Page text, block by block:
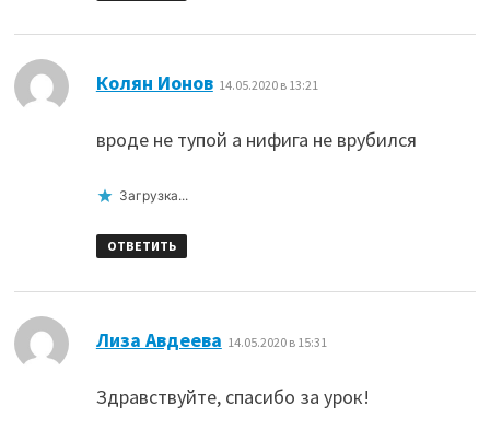
Колян Ионов: 14.05.2020 в 13:21
вроде не тупой а нифига не врубился
Загрузка...
ОТВЕТИТЬ
Лиза Авдеева 14.05.2020 в 15:31
Здравствуйте, спасибо за урок!